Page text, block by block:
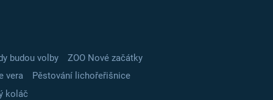
budou volby
ZOO Nové začátky
vera
Pěstování lichořeřišnice
koláč